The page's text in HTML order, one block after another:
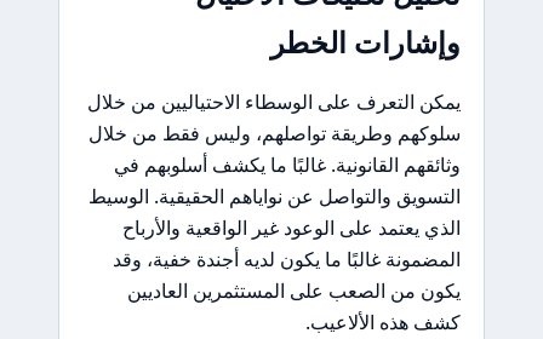
وإشارات الخطر
يمكن التعرف على الوسطاء الاحتياليين من خلال
سلوكهم وطريقة تواصلهم، وليس فقط من خلال
وثائقهم القانونية. غالبًا ما يكشف أسلوبهم في
التسويق والتواصل عن نواياهم الحقيقية. الوسيط
الذي يعتمد على الوعود غير الواقعية والأرباح
المضمونة غالبًا ما يكون لديه أجندة خفية، وقد
يكون من الصعب على المستثمرين العاديين
كشف هذه الألاعيب.